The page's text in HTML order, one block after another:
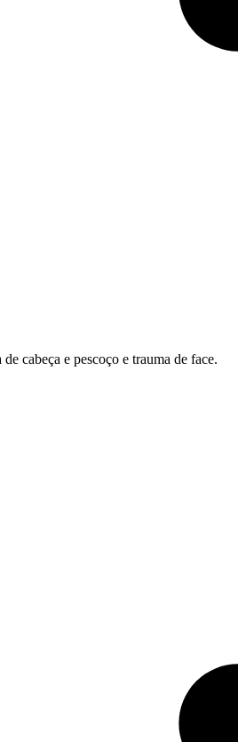
cabeça e pescoço e trauma de face.